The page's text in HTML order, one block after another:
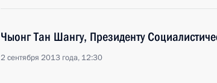
Чыонг Тан Шангу, Президенту
2 сентября 2013 года, 12:30